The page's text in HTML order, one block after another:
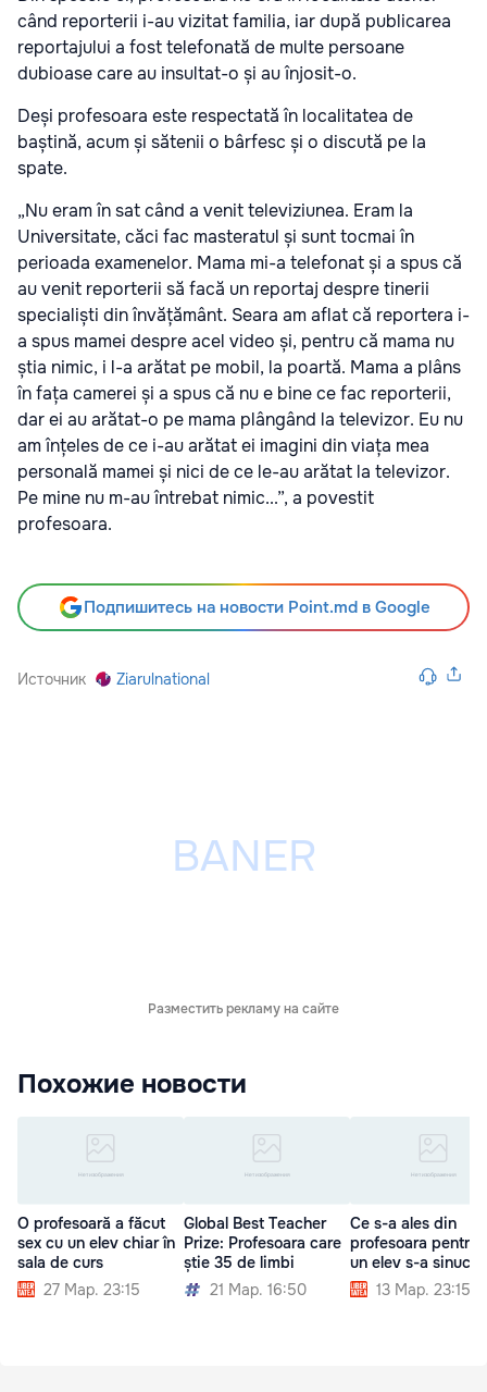
când reporterii i-au vizitat familia, iar după publicarea
reportajului a fost telefonată de multe persoane
dubioase care au insultat-o și au înjosit-o.
Deși profesoara este respectată în localitatea de
baștină, acum și sătenii o bârfesc și o discută pe la
spate.
„Nu eram în sat când a venit televiziunea. Eram la
Universitate, căci fac masteratul și sunt tocmai în
perioada examenelor. Mama mi-a telefonat și a spus că
au venit reporterii să facă un reportaj despre tinerii
specialiști din învățământ. Seara am aflat că reportera i-
a spus mamei despre acel video și, pentru că mama nu
știa nimic, i l-a arătat pe mobil, la poartă. Mama a plâns
în fața camerei și a spus că nu e bine ce fac reporterii,
dar ei au arătat-o pe mama plângând la televizor. Eu nu
am înțeles de ce i-au arătat ei imagini din viața mea
personală mamei și nici de ce le-au arătat la televizor.
Pe mine nu m-au întrebat nimic...”, a povestit
profesoara.
Подпишитесь на новости Point.md в Google
Источник Ziarulnational
Разместить рекламу на сайте
Похожие новости
O profesoară a făcut
sex cu un elev chiar în
sala de curs
27 Мар. 23:15
Global Best Teacher
Prize: Profesoara care
știe 35 de limbi
21 Мар. 16:50
Ce s-a ales din
profesoara pentru
un elev s-a sinucis
13 Мар. 23:15